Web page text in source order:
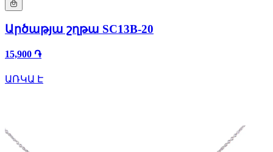
Արծաթյա շղթա SC13B-20
15,900 ֏
ԱՌԿԱ Է